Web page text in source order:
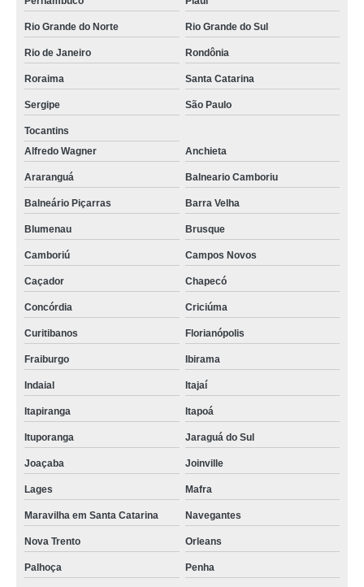
Rio Grande do Norte Rio Grande do Sul
Rio de Janeiro Rondônia
Roraima Santa Catarina
Sergipe São Paulo
Tocantins
Alfredo Wagner
Anchieta
Araranguá Balneario Camboriu
Balneário Piçarras Barra Velha
Blumenau Brusque
Camboriú Campos Novos
Caçador Chapecó
Concórdia Criciúma
Curitibanos Florianópolis
Fraiburgo Ibirama
Indaial Itajaí
Itapiranga Itapoá
Ituporanga Jaraguá do Sul
Joaçaba Joinville
Lages Mafra
Maravilha em Santa Catarina Navegantes
Nova Trento Orleans
Palhoça Penha